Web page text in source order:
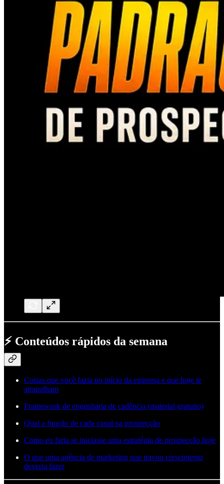
⚡ Conteúdos rápidos da semana
Coisas que você fazia no início da empresa e que hoje te
atrapalham
Framework de engenharia de cadência (material gratuito)
Qual a função de cada canal na prospecção
Como eu faria se iniciasse uma estratégia de prospecção hoje
O que uma agência de marketing que travou crescimento
deveria fazer